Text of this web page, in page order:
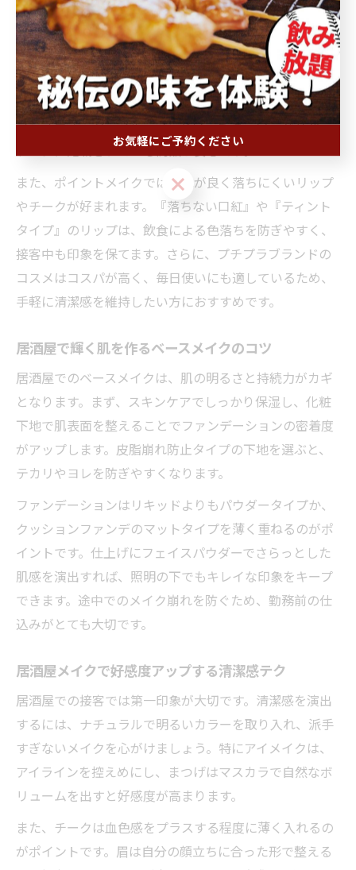
居酒屋勤務では、汗や皮脂、照明によるテカリが気にな
るため、清潔感を演出できるコスメ選びが重要です。ま
ず、ベースには皮脂崩れ防止効果がある化粧下地やファ
ンデーションを選ぶことで、長時間の勤務でもメイクが
ヨレにくくなります。特に「崩れにくい」「マットタイ
プ」「ウォータープルーフ」といったキーワードがパッ
ケージに記載されている商品が安心です。
また、ポイントメイクでは発色が良く落ちにくいリップ
やチークが好まれます。『落ちない口紅』や『ティント
タイプ』のリップは、飲食による色落ちを防ぎやすく、
接客中も印象を保てます。さらに、プチプラブランドの
コスメはコスパが高く、毎日使いにも適しているため、
手軽に清潔感を維持したい方におすすめです。
居酒屋で輝く肌を作るベースメイクのコツ
居酒屋でのベースメイクは、肌の明るさと持続力がカギ
となります。まず、スキンケアでしっかり保湿し、化粧
下地で肌表面を整えることでファンデーションの密着度
がアップします。皮脂崩れ防止タイプの下地を選ぶと、
テカリやヨレを防ぎやすくなります。
ファンデーションはリキッドよりもパウダータイプか、
クッションファンデのマットタイプを薄く重ねるのがポ
イントです。仕上げにフェイスパウダーでさらっとした
肌感を演出すれば、照明の下でもキレイな印象をキープ
できます。途中でのメイク崩れを防ぐため、勤務前の仕
込みがとても大切です。
居酒屋メイクで好感度アップする清潔感テク
居酒屋での接客では第一印象が大切です。清潔感を演出
するには、ナチュラルで明るいカラーを取り入れ、派手
すぎないメイクを心がけましょう。特にアイメイクは、
アイラインを控えめにし、まつげはマスカラで自然なボ
リュームを出すと好感度が高まります。
また、チークは血色感をプラスする程度に薄く入れるの
がポイントです。眉は自分の顔立ちに合った形で整える
お気軽にご予約ください
お気軽にご予約ください